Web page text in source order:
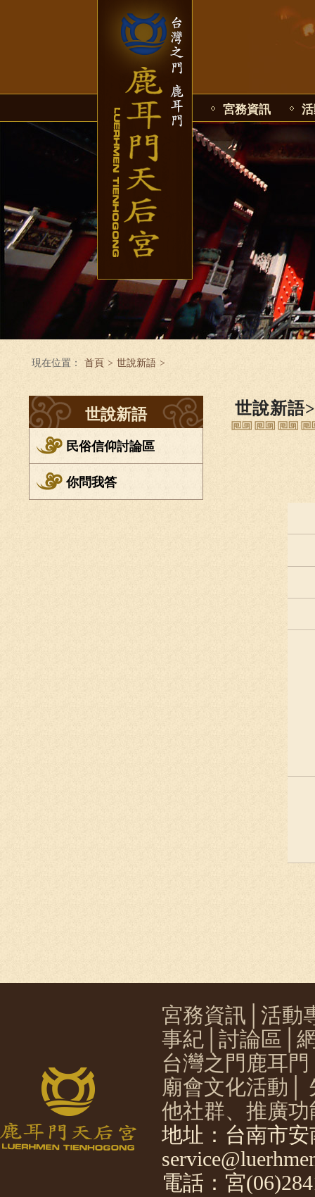
宮務資訊
現在位置： 首頁 > 世說新語 >
世說新語
民俗信仰討論區
你問我答
世說新語>
宮務資訊
活動
事紀
討論區
台灣之門鹿耳門
廟會文化活動
他社群、推廣功
地址：台南市
電話：宮